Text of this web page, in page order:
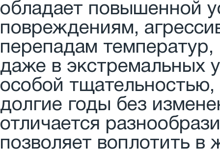
обладает повышенной
повреждениям,
перепадам температур,
даже в экстремальных
особой
долгие годы без
отличается
позволяет воплотить